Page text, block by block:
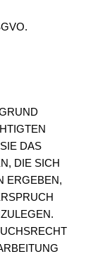
DAS
DIE SICH
ERGEBEN,